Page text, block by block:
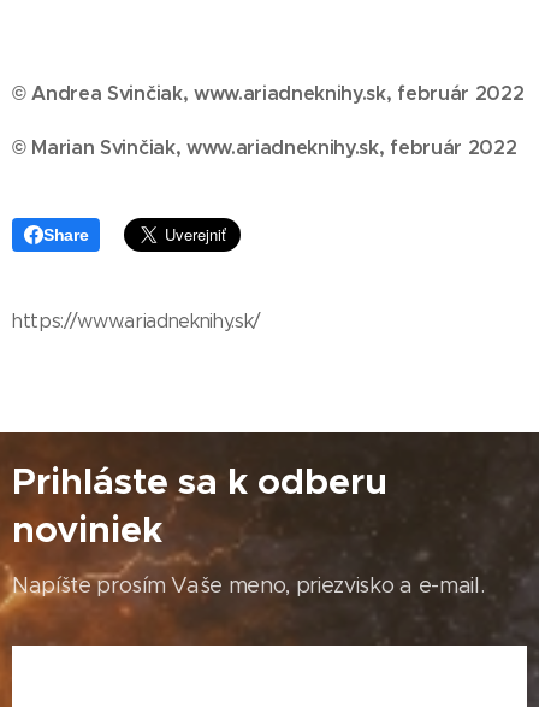
© Andrea Svinčiak, www.ariadneknihy.sk, február 2022
© Marian Svinčiak, www.ariadneknihy.sk, február 2022
Share
https://www.ariadneknihy.sk/
Prihláste sa k odberu
noviniek
Napíšte prosím Vaše meno, priezvisko a e-mail.